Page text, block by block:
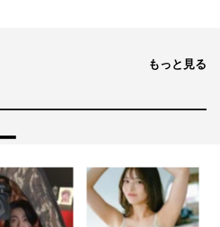
もっと見る